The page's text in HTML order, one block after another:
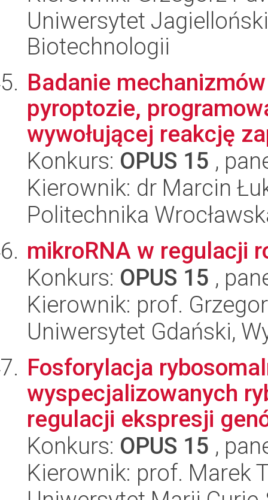
Uniwersytet
Biotechnologii
Badanie
pyroptozie,
wywołującej reakcję
Konkurs: OPUS 15 ,
Kierownik: dr Marcin
Politechnika
mikroRNA w regulacji
Konkurs: OPUS 15 ,
Kierownik: prof.
Uniwersytet Gdański,
Fosforylacja
wyspecjalizowanych
regulacji ekspresji
Konkurs: OPUS 15 ,
Kierownik: prof. Marek